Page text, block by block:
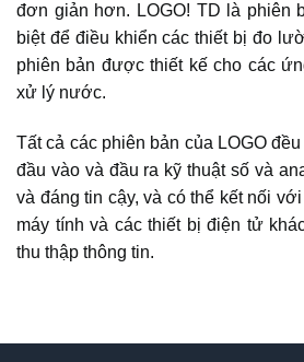
đơn giản hơn. LOGO! TD là phiên
biệt để điều khiển các thiết bị đo
phiên bản được thiết kế cho các
xử lý nước.
Tất cả các phiên bản của LOGO
đầu vào và đầu ra kỹ thuật số và
và đáng tin cậy, và có thể kết nối
máy tính và các thiết bị điện tử
thu thập thông tin.